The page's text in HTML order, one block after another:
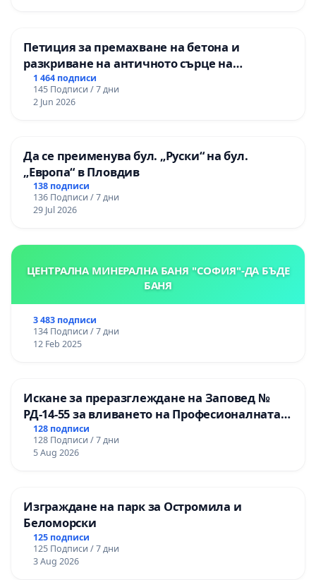
Петиция за премахване на бетона и
разкриване на античното сърце на
Могиланската могила във Враца
1 464 подписи
145 Подписи / 7 дни
2 Jun 2026
Да се преименува бул. „Руски“ на бул.
„Европа“ в Пловдив
138 подписи
136 Подписи / 7 дни
29 Jul 2026
ЦЕНТРАЛНА МИНЕРАЛНА БАНЯ "СОФИЯ"-ДА БЪДЕ
БАНЯ
3 483 подписи
134 Подписи / 7 дни
12 Feb 2025
Искане за преразглеждане на Заповед №
РД-14-55 за вливането на Професионалната
гимназия по промишлени технологии в
Професионалната гимназия по икономика и
мениджмънт – гр. Пазарджик
128 подписи
128 Подписи / 7 дни
5 Aug 2026
Изграждане на парк за Остромила и
Беломорски
125 подписи
125 Подписи / 7 дни
3 Aug 2026